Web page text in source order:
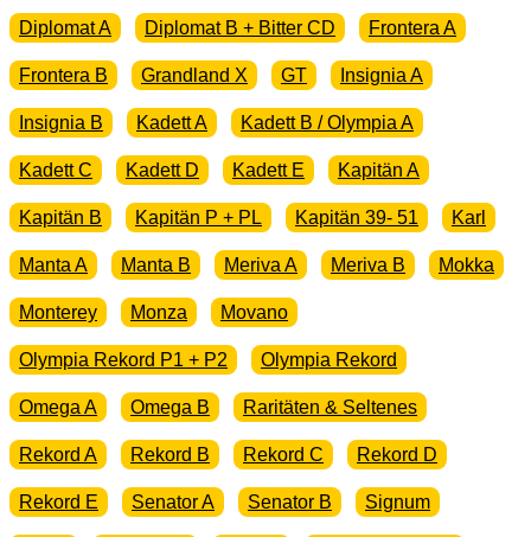
Diplomat A Diplomat B + Bitter CD Frontera A
Frontera B Grandland X GT Insignia A
Insignia B Kadett A Kadett B / Olympia A
Kadett C Kadett D Kadett E Kapitän A
Kapitän B Kapitän P + PL Kapitän 39- 51 Karl
Manta A Manta B Meriva A Meriva B Mokka
Monterey Monza Movano
Olympia Rekord P1 + P2 Olympia Rekord
Omega A Omega B Raritäten & Seltenes
Rekord A Rekord B Rekord C Rekord D
Rekord E Senator A Senator B Signum